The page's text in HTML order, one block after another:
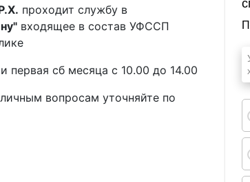
проходит службу в
входящее в состав УФССП
первая сб месяца с 10.00 до 14.00
вопросам уточняйте по